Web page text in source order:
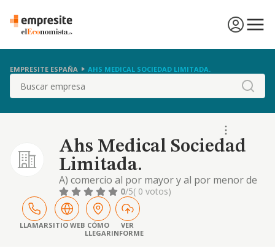
EMPRESITE ESPAÑA AHS MEDICAL SOCIEDAD LIMITADA.
Buscar
Ahs Medical Sociedad
Limitada.
A) comercio al por mayor y al por menor de
aparatos e instrumentos medicos. b)
intermediario de comercio
0/5( 0 votos)
LLAMARSITIO WEB CÓMO
LLEGAR
VER
INFORME